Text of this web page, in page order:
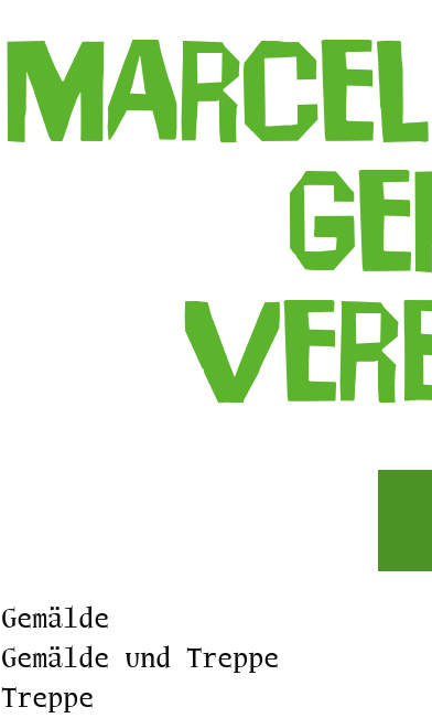
Gemälde
Gemälde und Treppe
Treppe